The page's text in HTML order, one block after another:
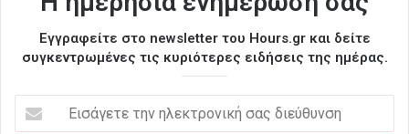
Εγγραφείτε στο newsletter του Hours.gr και δείτε
συγκεντρωμένες τις κυριότερες ειδήσεις της ημέρας.